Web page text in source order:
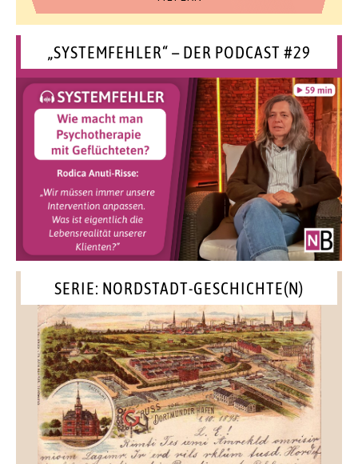
„SYSTEMFEHLER“ – DER PODCAST #29
SERIE: NORDSTADT-GESCHICHTE(N)